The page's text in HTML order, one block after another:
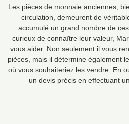
Les pièces de monnaie anciennes,
circulation, demeurent de
accumulé un grand nombre de
curieux de connaître leur valeur,
vous aider. Non seulement il vous
pièces, mais il détermine également
où vous souhaiteriez les vendre. En
un devis précis en effectuant